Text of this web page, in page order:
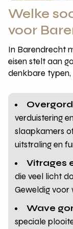
Welke
voor
In Barendrecht
eisen stelt aan
denkbare
verduistering
slaapkamers
uitstraling en
Vitrages
die veel licht
Geweldig voor
Wave
speciale